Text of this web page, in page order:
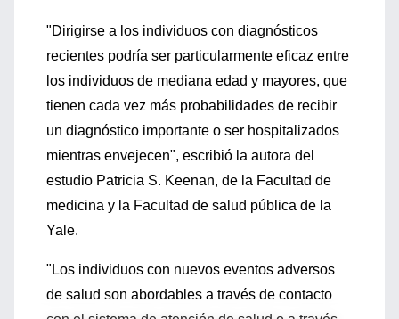
"Dirigirse a los individuos con diagnósticos
recientes podría ser particularmente eficaz entre
los individuos de mediana edad y mayores, que
tienen cada vez más probabilidades de recibir
un diagnóstico importante o ser hospitalizados
mientras envejecen", escribió la autora del
estudio Patricia S. Keenan, de la Facultad de
medicina y la Facultad de salud pública de la
Yale.
"Los individuos con nuevos eventos adversos
de salud son abordables a través de contacto